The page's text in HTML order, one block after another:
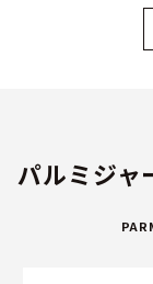
パルミジャ